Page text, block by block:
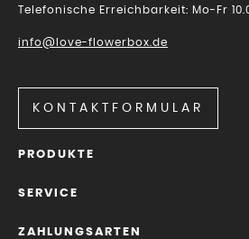
Telefonische Erreichbarkeit: Mo-Fr
info@love-flowerbox.de
KONTAKTFORMULAR
PRODUKTE
SERVICE
ZAHLUNGSARTEN